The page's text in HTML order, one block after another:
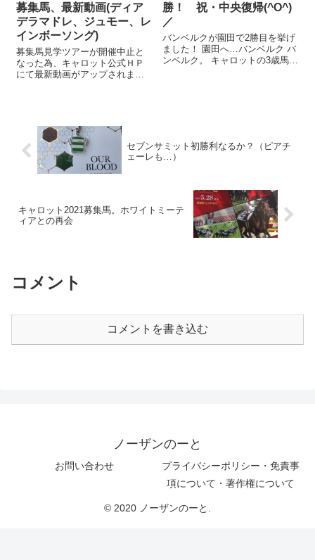
募集馬、最新動画(ディア
デラマドレ、ジュモー、レ
インボーソング)
募集馬見学ツアーが開催中止と
なった為、キャロット公式ＨＰ
にて最新動画がアップされまし
すが、一回見た感想を記してお
きます。 ◆...
勝！ 祝・中央復帰(^O^)
／
バンベルクが園田で2勝目を挙げ
ました！ 園田へ…バンベルク バ
ンベルク。 キャロットの3歳馬で
セブンサミット初勝利なるか？（ピアチ
ェーレも…）
キャロット2021募集馬。ホワイトミーテ
ィアとの再会
コメント
コメントを書き込む
ノーザンのーと
お問い合わせ
プライバシーポリシー・免責事
項について・著作権について
© 2020 ノーザンのーと.